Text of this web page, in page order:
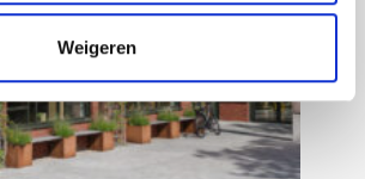
Weigeren